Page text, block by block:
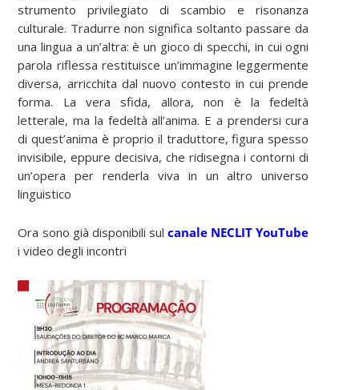
strumento privilegiato di scambio e risonanza
culturale. Tradurre non significa soltanto passare da
una lingua a un’altra: è un gioco di specchi, in cui ogni
parola riflessa restituisce un’immagine leggermente
diversa, arricchita dal nuovo contesto in cui prende
forma. La vera sfida, allora, non è la fedeltà
letterale, ma la fedeltà all’anima. E a prendersi cura
di quest’anima è proprio il traduttore, figura spesso
invisibile, eppure decisiva, che ridisegna i contorni di
un’opera per renderla viva in un altro universo
linguistico
Ora sono già disponibili sulcanale NECLIT YouTube
i video degli incontri